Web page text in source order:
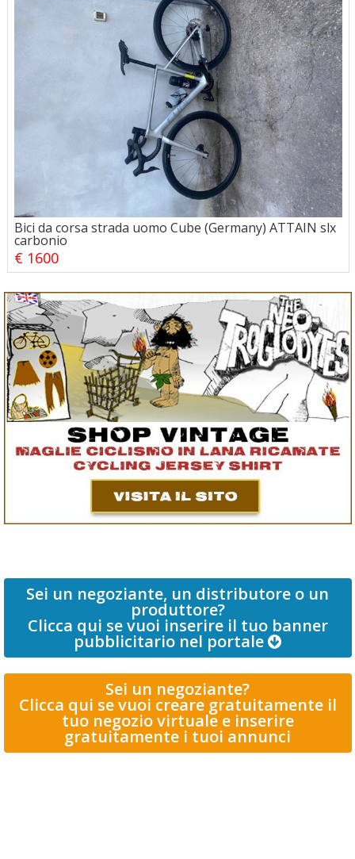
Bici da corsa strada uomo Cube (Germany) ATTAIN slx
carbonio
€ 1600
Sei un negoziante, un distributore o un
produttore?
Clicca qui se vuoi inserire il tuo banner
pubblicitario nel portale
Sei un negoziante?
Clicca qui se vuoi creare gratuitamente il
tuo negozio virtuale e inserire
gratuitamente i tuoi annunci